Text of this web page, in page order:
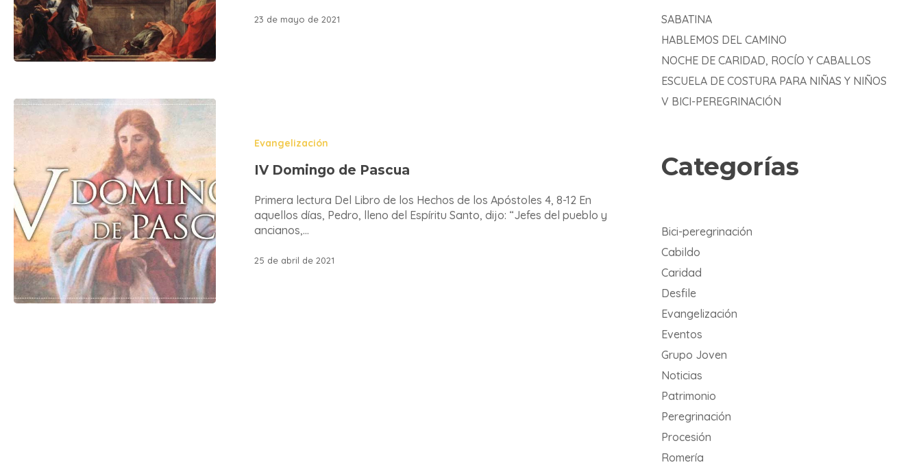
23 de mayo de 2021
Evangelización
IV Domingo de Pascua
Primera lectura Del Libro de los Hechos de los Apóstoles 4, 8-12 En
aquellos días, Pedro, lleno del Espíritu Santo, dijo: “Jefes del pueblo y
ancianos,…
25 de abril de 2021
SABATINA
HABLEMOS DEL CAMINO
NOCHE DE CARIDAD, ROCÍO Y CABALLOS
ESCUELA DE COSTURA PARA NIÑAS Y NIÑOS
V BICI-PEREGRINACIÓN
Categorías
Bici-peregrinación
Cabildo
Caridad
Desfile
Evangelización
Eventos
Grupo Joven
Noticias
Patrimonio
Peregrinación
Procesión
Romería